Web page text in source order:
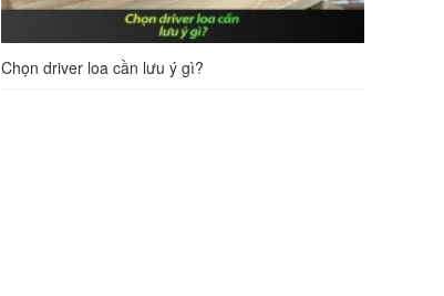
Chọn driver loa cần lưu ý gì?